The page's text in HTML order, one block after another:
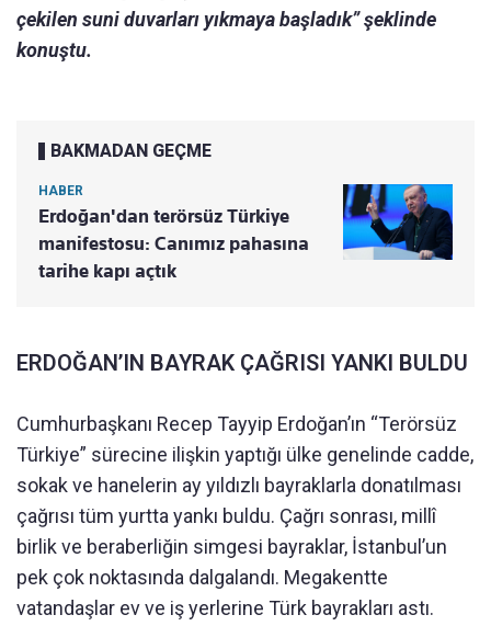
çekilen suni duvarları yıkmaya başladık” şeklinde
konuştu.
BAKMADAN GEÇME
HABER
Erdoğan'dan terörsüz Türkiye
manifestosu: Canımız pahasına
tarihe kapı açtık
ERDOĞAN’IN BAYRAK ÇAĞRISI YANKI BULDU
Cumhurbaşkanı Recep Tayyip Erdoğan’ın “Terörsüz
Türkiye” sürecine ilişkin yaptığı ülke genelinde cadde,
sokak ve hanelerin ay yıldızlı bayraklarla donatılması
çağrısı tüm yurtta yankı buldu. Çağrı sonrası, millî
birlik ve beraberliğin simgesi bayraklar, İstanbul’un
pek çok noktasında dalgalandı. Megakentte
vatandaşlar ev ve iş yerlerine Türk bayrakları astı.